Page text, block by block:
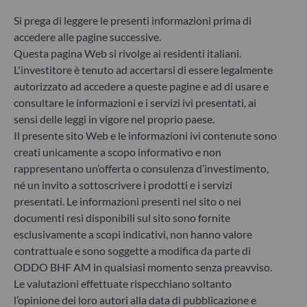
dalle decisioni d’investimento sui fattori legati alla
sostenibilità nel processo decisionale
d’investimento. Articolo 8: Il team di gestione
affronta i rischi di sostenibilità integrando criteri
ESG (Ambientali e/o Sociali e/o di Governance) nei
suoi processi decisionali d’investimento. Articolo 9:
Il team di gestione persegue un rigido obiettivo
d’investimento sostenibile che apporti un
contributo significativo nel superare le sfide della
transizione ecologica e affronta i rischi di
sostenibilità avvalendosi dei rating forniti dal
fornitore di dati ESG esterno della Società di
Si prega di leggere le presenti informazioni prima di
accedere alle pagine successive.
Questa pagina Web si rivolge ai residenti italiani.
L'investitore è tenuto ad accertarsi di essere legalmente
autorizzato ad accedere a queste pagine e ad di usare e
consultare le informazioni e i servizi ivi presentati, ai
sensi delle leggi in vigore nel proprio paese.
Il presente sito Web e le informazioni ivi contenute sono
creati unicamente a scopo informativo e non
rappresentano un’offerta o consulenza d’investimento,
né un invito a sottoscrivere i prodotti e i servizi
presentati. Le informazioni presenti nel sito o nei
documenti resi disponibili sul sito sono fornite
esclusivamente a scopi indicativi, non hanno valore
contrattuale e sono soggette a modifica da parte di
ODDO BHF AM in qualsiasi momento senza preavviso.
Le valutazioni effettuate rispecchiano soltanto
l’opinione dei loro autori alla data di pubblicazione e